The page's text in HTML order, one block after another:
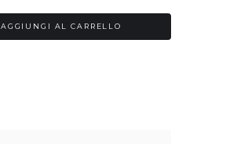
AGGIUNGI AL CARRELLO